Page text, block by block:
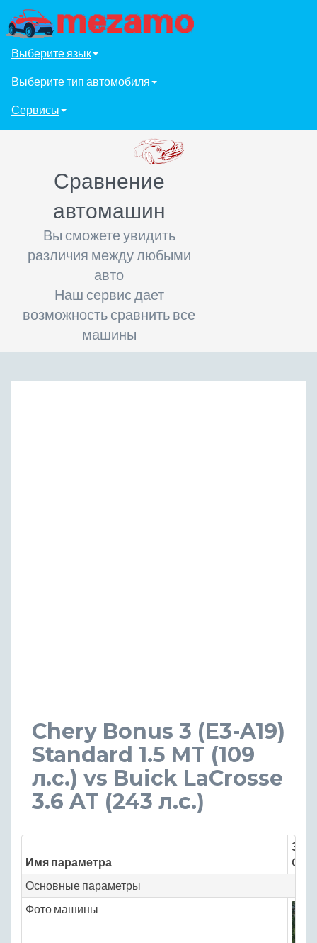
Выберите язык
Выберите тип автомобиля
Сервисы
Сравнение
автомашин
Вы сможете увидить
различия между любыми
авто
Наш сервис дает
возможность сравнить все
машины
Chery Bonus 3 (E3-A19)
Standard 1.5 MT (109
л.с.) vs Buick LaCrosse
3.6 AT (243 л.с.)
Имя параметра
Основные параметры
Фото машины